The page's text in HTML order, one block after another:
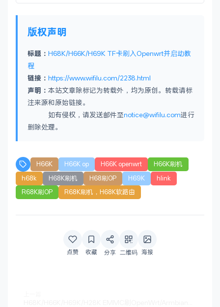
版权声明
标题： H68K/H66K/H69K TF卡刷入Openwrt并启动教
程
链接： https://www.wifilu.com/2238.html
声明： 本站文章除标记为转载外，均为原创。转载请标
注来源和原始链接。
如有侵权，请发送邮件至notice@wifilu.com进行
删除处理。
H66K H66K op H66K openwrt
H66K刷机
h68k
H68K刷机 H68刷OP H69K
hlink
R68K刷OP
R68K刷机，H68K软路由
点赞 收藏 分享 二维码 海报